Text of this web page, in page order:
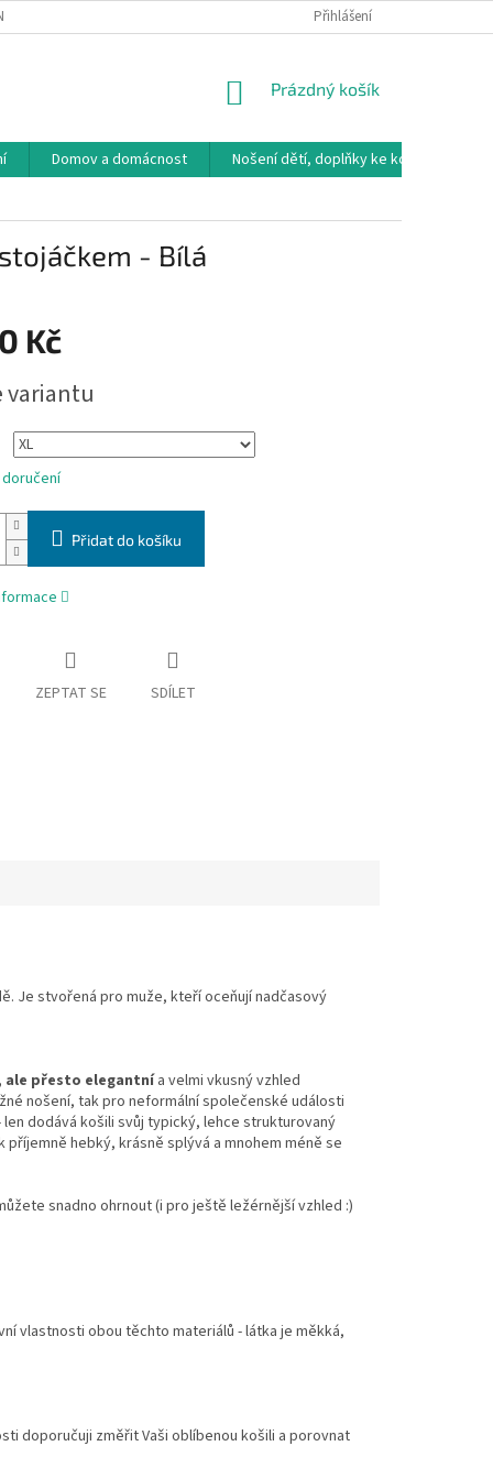
DOPRAVA, PLATBY A
Přihlášení
NÁKUPNÍ
Prázdný košík
Domov a domácnost
Nošení dětí, doplňky ke kočárkům
- Bílá
Kč
variantu
Přidat do košíku
ZEPTAT SE SDÍLET
Je stvořená pro muže, kteří oceňují nadčasový
ale přesto elegantnía velmi vkusný vzhled
nošení, tak pro neformální společenské události
dodává košili svůj typický, lehce strukturovaný
hebký, krásně splývá a mnohem méně se
snadno ohrnout (i pro ještě ležérnější vzhled :)
vlastnosti obou těchto materiálů - látka je měkká,
doporučuji změřit Vaši oblíbenou košili a porovnat